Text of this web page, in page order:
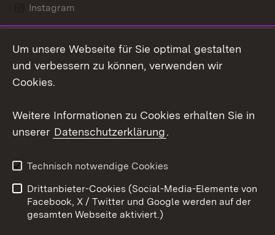
Instagram
Mastodon
Youtube
Kontakt
Datenschutz
Barrierefreiheit
Impressum Cookies
Um unsere Webseite für Sie optimal gestalten
und verbessern zu können, verwenden wir
Cookies.
Weitere Informationen zu Cookies erhalten Sie in
unserer Datenschutzerklärung.
Technisch notwendige Cookies
Drittanbieter-Cookies (Social-Media-Elemente von
Facebook, X / Twitter und Google werden auf der
gesamten Webseite aktiviert.)